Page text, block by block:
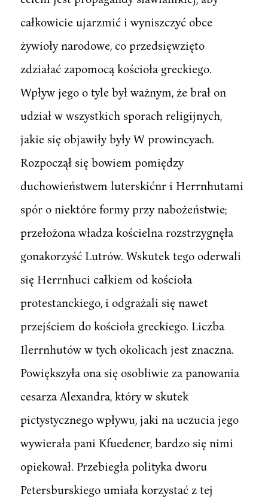
całkowicie ujarzmić i wyniszczyć obce
żywioły narodowe, co przedsięwzięto
zdziałać zapomocą kościoła greckiego.
Wpływ jego o tyle był ważnym, że brał on
udział w wszystkich sporach religijnych,
jakie się objawiły były W prowincyach.
Rozpoczął się bowiem pomiędzy
duchowieństwem luterskićnr i Herrnhutami
spór o niektóre formy przy nabożeństwie;
przełożona władza kościelna rozstrzygnęła
gonakorzyść Lutrów. Wskutek tego oderwali
się Herrnhuci całkiem od kościoła
protestanckiego, i odgrażali się nawet
przejściem do kościoła greckiego. Liczba
Ilerrnhutów w tych okolicach jest znaczna.
Powiększyła ona się osobliwie za panowania
cesarza Alexandra, który w skutek
pictystycznego wpływu, jaki na uczucia jego
wywierała pani Kfuedener, bardzo się nimi
opiekował. Przebiegła polityka dworu
Petersburskiego umiała korzystać z tej